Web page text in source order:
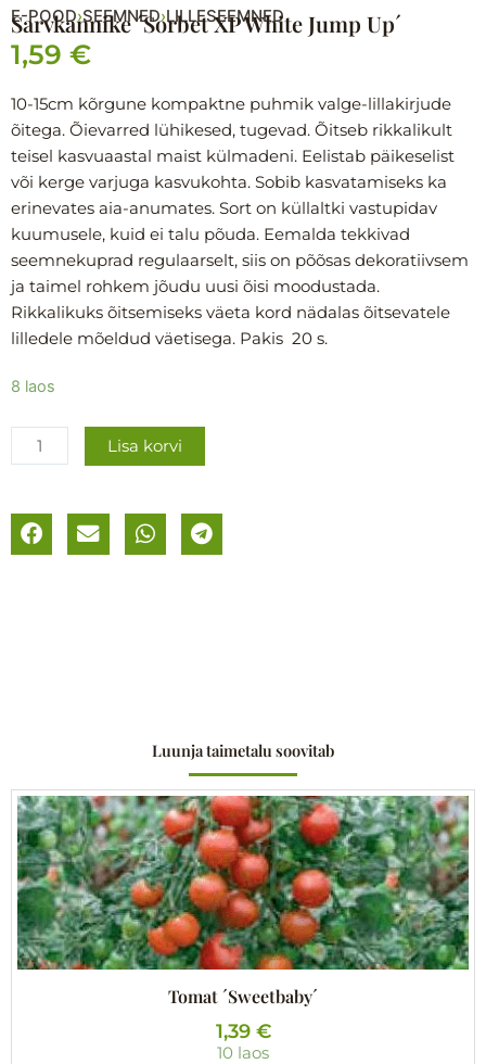
E-POOD›SEEMNED›LILLESEEMNED
Sarvkannike ´Sorbet XP White Jump Up´
1,59 €
10-15cm kõrgune kompaktne puhmik valge-lillakirjude
õitega. Õievarred lühikesed, tugevad. Õitseb rikkalikult
teisel kasvuaastal maist külmadeni. Eelistab päikeselist
või kerge varjuga kasvukohta. Sobib kasvatamiseks ka
erinevates aia-anumates. Sort on küllaltki vastupidav
kuumusele, kuid ei talu põuda. Eemalda tekkivad
seemnekuprad regulaarselt, siis on põõsas dekoratiivsem
ja taimel rohkem jõudu uusi õisi moodustada.
Rikkalikuks õitsemiseks väeta kord nädalas õitsevatele
lilledele mõeldud väetisega. Pakis 20 s.
8 laos
Sarvkannike
White
Up
Lisa korvi
Luunja taimetalu soovitab
Tomat ´Sweetbaby´
1,39 €
10 laos